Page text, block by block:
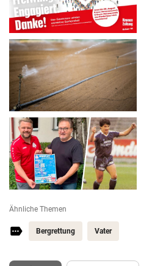
Ähnliche Themen
Bergrettung Vater